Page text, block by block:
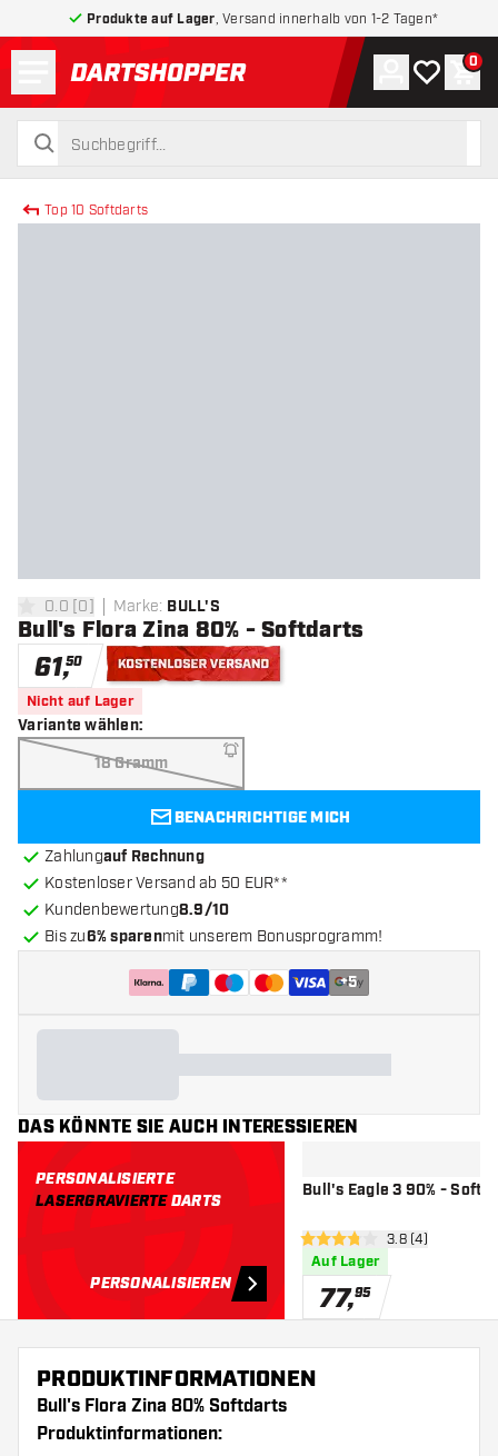
Produkte auf Lager , Versand innerhalb von 1-2 Tagen*
zurück zur Startseite
suchen
suchen
Konto
Meine 0
Top 10 Softdarts
0 Bewertungssterne
0.0 [0] Marke: BULL'S
Bull's Flora Zina 80% - Softdarts
61,50
Kostenloser Versand
Nicht auf Lager
Variante wählen:
18 Gramm
BENACHRICHTIGE MICH
Zahlungauf Rechnung
Kostenloser Versand ab 50 EUR**
Kundenbewertung8.9/10
Bis zu6% sparenmit unserem Bonusprogramm!
+5
DAS KÖNNTE SIE AUCH INTERESSIEREN
PERSONALISIERTE
LASERGRAVIERTEDARTS
PERSONALISIEREN
Bull's Eagle 3 90% -
3.8 Bewertungssterne
3.8 (4)
Auf Lager
77,95
PRODUKTINFORMATIONEN
Bull's Flora Zina 80% Softdarts
Produktinformationen: